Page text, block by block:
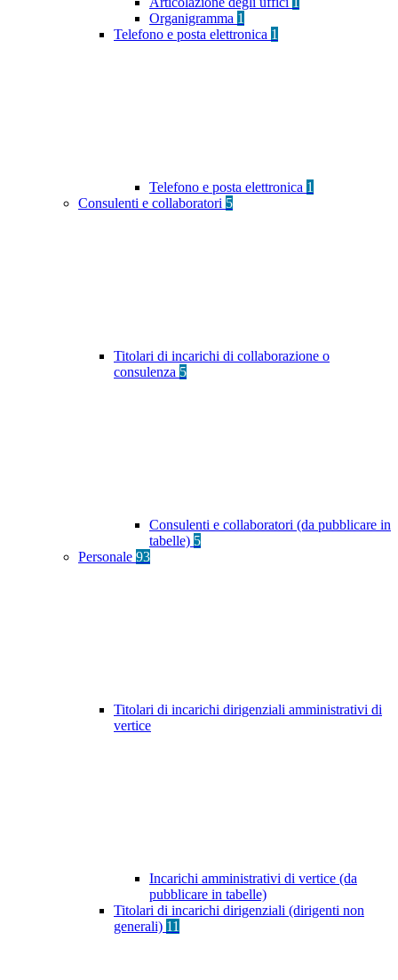
Organigramma 1
Telefono e posta elettronica 1
Telefono e posta elettronica 1
Consulenti e collaboratori 5
Titolari di incarichi di collaborazione o
consulenza 5
Consulenti e collaboratori (da pubblicare in
tabelle) 5
Personale 93
Titolari di incarichi dirigenziali amministrativi di
vertice
Incarichi amministrativi di vertice (da
pubblicare in tabelle)
Titolari di incarichi dirigenziali (dirigenti non
generali) 11